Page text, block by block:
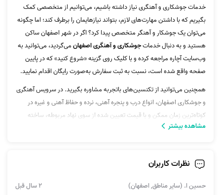
خدمات جوشکاری و آهنگری نیاز داشته باشیم، می‌توانیم از متخصصی کمک
بگیریم که با داشتن مهارت‌های لازم، بتواند نیازهایمان را برطرف کند؛ اما چگونه
می‌توان یک جوشکار و آهنگر متخصص پیدا کرد؟ اگر در شهر اصفهان ساکن
هستید و به دنبال خدماتجوشکاری و آهنگری اصفهانمی‌گردید، می‌توانید به
وب‌سایت آچاره مراجعه کرده و با کلیک روی گزینه «شروع کنید» که در پایین
صفحه واقع شده است، نسبت به ثبت سفارش به‌صورت رایگان اقدام نمایید.
همچنین می‌توانید از تکنسین‌های باتجربه مشاوره بگیرید. در سرویس آهنگری
و جوشکاری اصفهان، انواع درب و پنجره آهنی، نرده و حفاظ آهنی و غیره در
کوتاه‌ترین زمان ممکن و با قیمت تعیین شده از سوی نهاد مربوطه، ساخته
می‌شوند. جوشکاری لوله‌ گاز، خرده‌کاری، جوشکاری لولای درب، جای قفل در
قیمت جوشکاری و آهنگری در اصفهان
قبل از ثبت سفارش، دانستن میزان دستمزد و قیمت ساخت درب و پنجره آهنی
مشاهده بیشتر
نظرات کاربران
حسین ا. (سایر مناطق, اصفهان) 2 سال قبل